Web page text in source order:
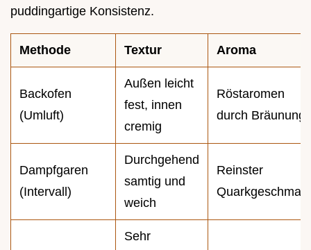
puddingartige Konsistenz.
Methode Textur Aroma
Backofen
(Umluft)
Außen leicht
fest, innen
cremig
Röstaromen
durch Bräunung
Dampfgaren
(Intervall)
Durchgehend
samtig und
weich
Reinster
Sehr